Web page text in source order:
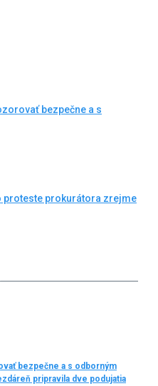
bezpečne a s
proteste prokurátora zrejme
bezpečne a s odborným
pripravila dve podujatia